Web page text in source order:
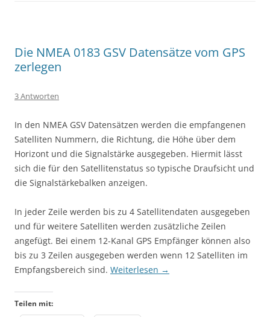
Die NMEA 0183 GSV Datensätze vom GPS
zerlegen
3 Antworten
In den NMEA GSV Datensätzen werden die empfangenen
Satelliten Nummern, die Richtung, die Höhe über dem
Horizont und die Signalstärke ausgegeben. Hiermit lässt
sich die für den Satellitenstatus so typische Draufsicht und
die Signalstärkebalken anzeigen.
In jeder Zeile werden bis zu 4 Satellitendaten ausgegeben
und für weitere Satelliten werden zusätzliche Zeilen
angefügt. Bei einem 12-Kanal GPS Empfänger können also
bis zu 3 Zeilen ausgegeben werden wenn 12 Satelliten im
Empfangsbereich sind. Weiterlesen →
Teilen mit: